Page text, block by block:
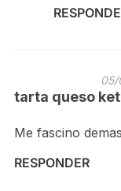
tarta queso
Me fascino
RESPONDER